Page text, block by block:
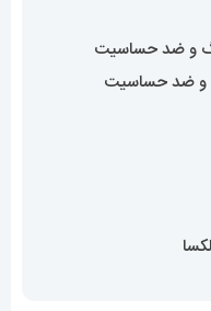
و ضد حساسیت
و ضد حساسیت